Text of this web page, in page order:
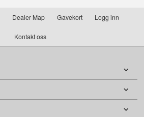
Dealer Map Gavekort Logg inn
Kontakt oss